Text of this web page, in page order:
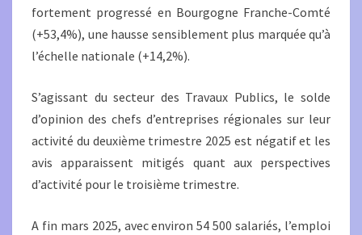
fortement progressé en Bourgogne Franche-Comté
(+53,4%), une hausse sensiblement plus marquée qu’à
l’échelle nationale (+14,2%).
S’agissant du secteur des Travaux Publics, le solde
d’opinion des chefs d’entreprises régionales sur leur
activité du deuxième trimestre 2025 est négatif et les
avis apparaissent mitigés quant aux perspectives
d’activité pour le troisième trimestre.
A fin mars 2025, avec environ 54 500 salariés, l’emploi